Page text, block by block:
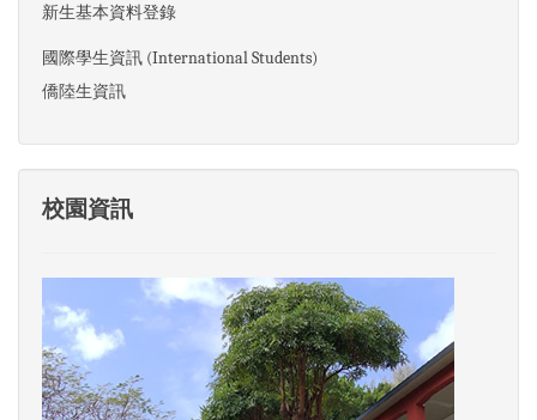
新生基本資料登錄
國際學生資訊 (International Students)
僑陸生資訊
校園資訊